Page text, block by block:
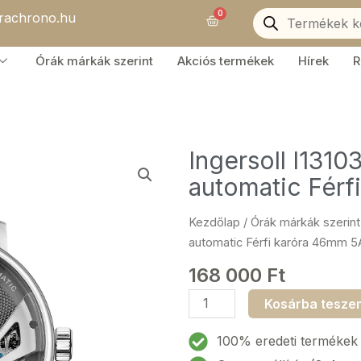
0Kosár
Products
search
Órák márkák szerint Akciós termékek Hírek
Ingersoll
automatic
Kezdőlap / Órák márkák szerint
automatic Férfi karóra 46mm
168 000 Ft
Ingersoll
I13103
The
Kosárba
100% eredeti termékek